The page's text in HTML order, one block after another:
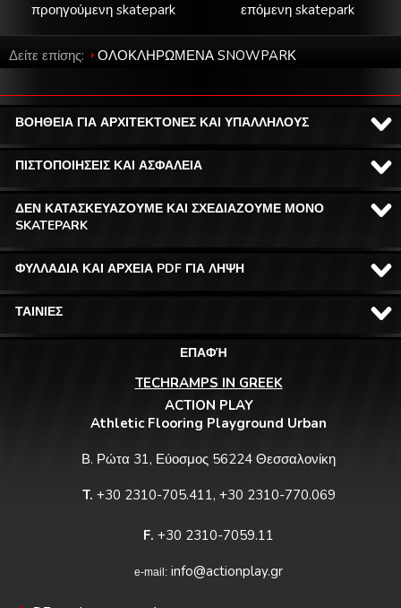
επόμενη skatepark
προηγούμενη skatepark
Δείτε επίσης: ΟΛΟΚΛΗΡΩΜΕΝΑ SNOWPARΚ
ΒΟΗΘΕΙΑ ΓΙΑ ΑΡΧΙΤΕΚΤΟΝΕΣ ΚΑΙ ΥΠΑΛΛΗΛΟΥΣ
ΠΙΣΤΟΠΟΙΗΣΕΙΣ ΚΑΙ ΑΣΦΑΛΕΙΑ
ΔΕΝ ΚΑΤΑΣΚΕΥΑΖΟΥΜΕ ΚΑΙ ΣΧΕΔΙΑΖΟΥΜΕ ΜΟΝΟ
SKATEPARK
ΦΥΛΛΑΔΙΑ ΚΑΙ ΑΡΧΕΙΑ PDF ΓΙΑ ΛΗΨΗ
ΤΑΙΝΙΕΣ
ΕΠΑΦΉ
TECHRAMPS IN GREEK
ACTION PLAY
Athletic Flooring Playground Urban
Β. Ρώτα 31, Εύοσμος 56224 Θεσσαλονίκη
T. +30 2310-705.411, +30 2310-770.069
F. +30 2310-7059.11
e-mail: info@actionplay.gr